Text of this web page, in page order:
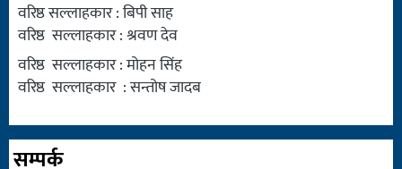
वरिष्ठ सल्लाहकार : बिपी साह
वरिष्ठ सल्लाहकार : श्रवण देव
वरिष्ठ सल्लाहकार : मोहन सिंह
वरिष्ठ सल्लाहकार : सन्तोष जादब
सम्पर्क